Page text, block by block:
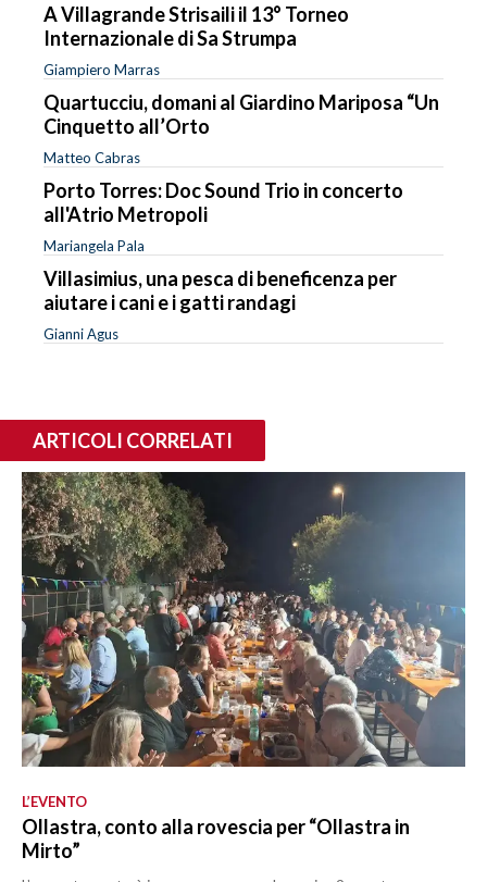
A Villagrande Strisaili il 13° Torneo
Internazionale di Sa Strumpa
Giampiero Marras
Quartucciu, domani al Giardino Mariposa “Un
Cinquetto all’Orto
Matteo Cabras
Porto Torres: Doc Sound Trio in concerto
all'Atrio Metropoli
Mariangela Pala
Villasimius, una pesca di beneficenza per
aiutare i cani e i gatti randagi
Gianni Agus
ARTICOLI CORRELATI
L’EVENTO
Ollastra, conto alla rovescia per “Ollastra in
Mirto”